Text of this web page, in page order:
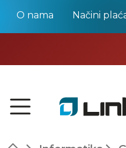
O nama Načini